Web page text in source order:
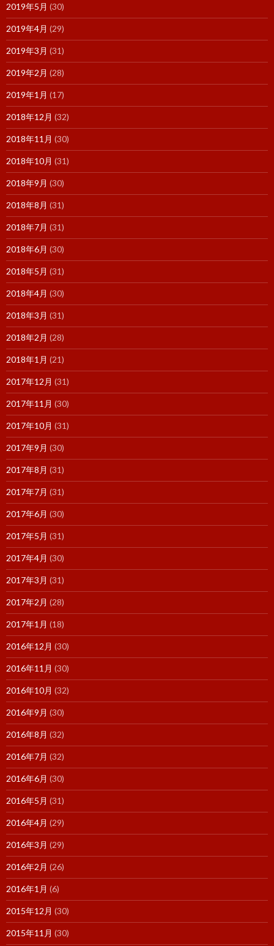
2019年5月 (30)
2019年4月 (29)
2019年3月 (31)
2019年2月 (28)
2019年1月 (17)
2018年12月 (32)
2018年11月 (30)
2018年10月 (31)
2018年9月 (30)
2018年8月 (31)
2018年7月 (31)
2018年6月 (30)
2018年5月 (31)
2018年4月 (30)
2018年3月 (31)
2018年2月 (28)
2018年1月 (21)
2017年12月 (31)
2017年11月 (30)
2017年10月 (31)
2017年9月 (30)
2017年8月 (31)
2017年7月 (31)
2017年6月 (30)
2017年5月 (31)
2017年4月 (30)
2017年3月 (31)
2017年2月 (28)
2017年1月 (18)
2016年12月 (30)
2016年11月 (30)
2016年10月 (32)
2016年9月 (30)
2016年8月 (32)
2016年7月 (32)
2016年6月 (30)
2016年5月 (31)
2016年4月 (29)
2016年3月 (29)
2016年2月 (26)
2016年1月 (6)
2015年12月 (30)
2015年11月 (30)